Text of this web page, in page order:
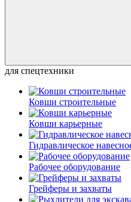
для спецтехники
Ковши строительные
Ковши карьерные
Гидравлическое
Рабочее оборудование
Грейферы и захваты